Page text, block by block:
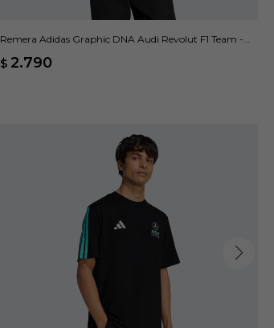
Remera Adidas Graphic DNA Audi Revolut F1 Team -
$ 2.790